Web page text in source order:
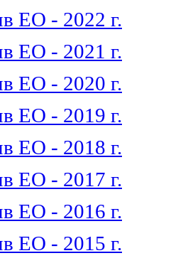
ЕО - 2022 г.
ЕО - 2021 г.
ЕО - 2020 г.
ЕО - 2019 г.
ЕО - 2018 г.
ЕО - 2017 г.
ЕО - 2016 г.
ЕО - 2015 г.